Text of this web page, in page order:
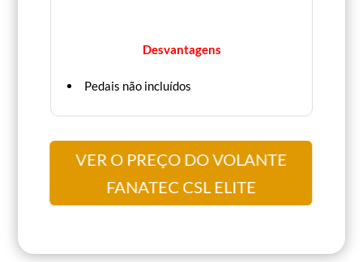
Desvantagens
Pedais não incluídos
VER O PREÇO DO VOLANTE
FANATEC CSL ELITE